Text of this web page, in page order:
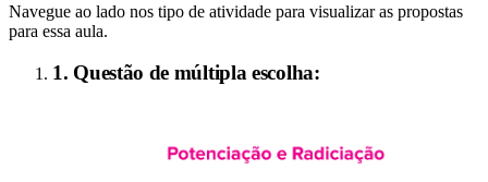
Navegue ao lado nos tipo de atividade para visualizar as propostas
para essa aula.
1. Questão de múltipla escolha: